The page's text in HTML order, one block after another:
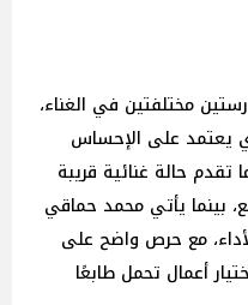
مختلفتين في الغناء،
يعتمد على الإحساس
تقدم حالة غنائية قريبة
بينما يأتي محمد حماقي
مع حرص واضح على
أعمال تحمل طابعًا